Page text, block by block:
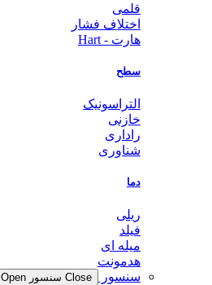
قلمی
اختلاف فشار
هارت - Hart
سطح
التراسونیک
خازنی
راداری
شناوری
دما
ریلی
فیلد
میله ای
هدمونت
سنسور
Close سنسور Open سنسور